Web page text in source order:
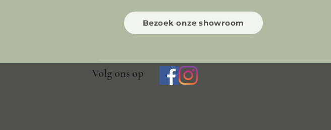
Bezoek onze showroom
Volg ons op